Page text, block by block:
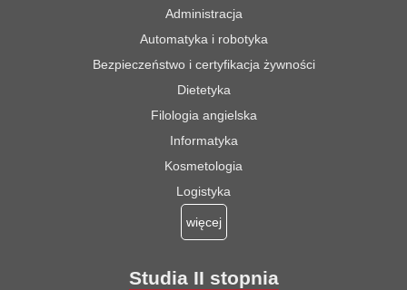
Administracja
Automatyka i robotyka
Bezpieczeństwo i certyfikacja żywności
Dietetyka
Filologia angielska
Informatyka
Kosmetologia
Logistyka
więcej
Studia II stopnia